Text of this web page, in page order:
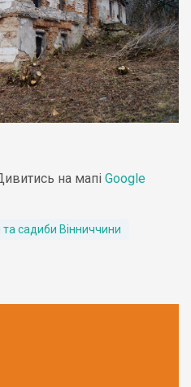
на мапі Google
садиби Вінниччини